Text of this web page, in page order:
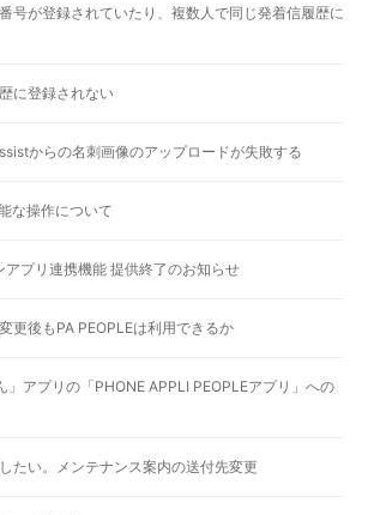
号が登録されていたり、複数人で同じ発着信履歴に
に登録されない
からの名刺画像のアップロードが失敗する
な操作について
プリ連携機能 提供終了のお知らせ
更後もPA PEOPLEは利用できるか
」アプリの「PHONE APPLI PEOPLEアプリ」への
たい。メンテナンス案内の送付先変更